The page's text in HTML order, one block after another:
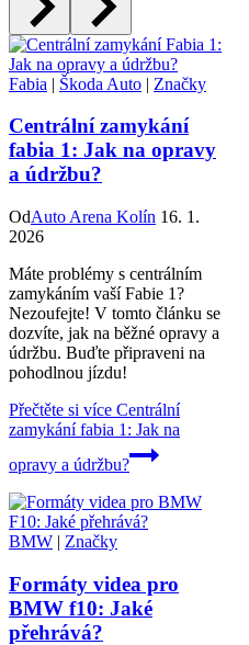
Fabia | Škoda Auto | Značky
Centrální zamykání
fabia 1: Jak na opravy
a údržbu?
OdAuto Arena Kolín 16. 1.
2026
Máte problémy s centrálním
zamykáním vaší Fabie 1?
Nezoufejte! V tomto článku se
dozvíte, jak na běžné opravy a
údržbu. Buďte připraveni na
pohodlnou jízdu!
Přečtěte si více Centrální
zamykání fabia 1: Jak na
opravy a údržbu?
BMW | Značky
Formáty videa pro
BMW f10: Jaké
přehrává?